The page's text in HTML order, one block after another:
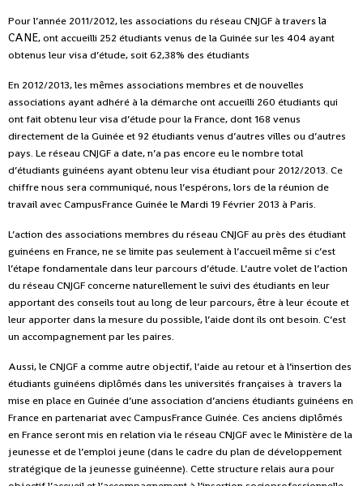
Pour l’année 2011/2012, les associations du réseau CNJGF à travers la
CANE, ont accueilli 252 étudiants venus de la Guinée sur les 404 ayant
obtenus leur visa d’étude, soit 62,38% des étudiants
En 2012/2013, les mêmes associations membres et de nouvelles
associations ayant adhéré à la démarche ont accueilli 260 étudiants qui
ont fait obtenu leur visa d’étude pour la France, dont 168 venus
directement de la Guinée et 92 étudiants venus d’autres villes ou d’autres
pays. Le réseau CNJGF a date, n’a pas encore eu le nombre total
d’étudiants guinéens ayant obtenu leur visa étudiant pour 2012/2013. Ce
chiffre nous sera communiqué, nous l’espérons, lors de la réunion de
travail avec CampusFrance Guinée le Mardi 19 Février 2013 à Paris.
L’action des associations membres du réseau CNJGF au près des étudiant
guinéens en France, ne se limite pas seulement à l’accueil même si c’est
l’étape fondamentale dans leur parcours d’étude. L’autre volet de l’action
du réseau CNJGF concerne naturellement le suivi des étudiants en leur
apportant des conseils tout au long de leur parcours, être à leur écoute et
leur apporter dans la mesure du possible, l’aide dont ils ont besoin. C’est
un accompagnement par les paires.
Aussi, le CNJGF a comme autre objectif, l’aide au retour et à l’insertion des
étudiants guinéens diplômés dans les universités françaises à travers la
mise en place en Guinée d’une association d’anciens étudiants guinéens en
France en partenariat avec CampusFrance Guinée. Ces anciens diplômés
en France seront mis en relation via le réseau CNJGF avec le Ministère de la
jeunesse et de l’emploi jeune (dans le cadre du plan de développement
stratégique de la jeunesse guinéenne). Cette structure relais aura pour